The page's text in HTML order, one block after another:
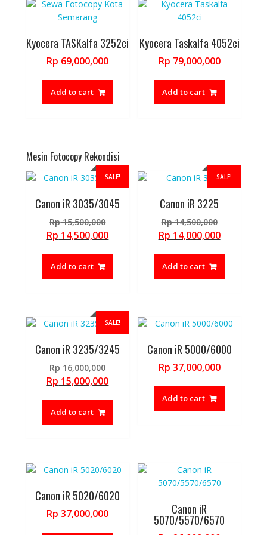
Kyocera TASKalfa 3252ci
Rp 69,000,000
Add to cart
Kyocera Taskalfa 4052ci
Rp 79,000,000
Add to cart
Mesin Fotocopy Rekondisi
SALE!
Canon iR 3035/3045
Rp15,500,000Original
price
Rp 14,500,000Current
Rp 14,500,000.
Add to cart
SALE!
Canon iR 3225
Rp14,500,000Original
price
Rp 14,000,000Current
Add to cart
SALE!
Canon iR 3235/3245
Rp16,000,000Original
price
Rp 15,000,000Current
Add to cart
Canon iR 5000/6000
Rp 37,000,000
Add to cart
Canon iR 5020/6020
Rp 37,000,000 Canon iR
5070/5570/6570